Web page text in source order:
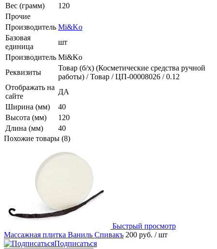
Вес (грамм)
120
Прочие
Производитель Mi&Ko
Базовая
единица
шт
Производитель Mi&Ko
Реквизиты
Товар (б/х) (Косметические средства ручной
работы) / Товар / ЦП-00008026 / 0.12
Отображать на
сайте
ДА
Ширина (мм)
40
Высота (мм)
120
Длина (мм)
40
Похожие товары (8)
Быстрый просмотр
Массажная плитка Ваниль Спивакъ 200 руб. / шт
Подписаться